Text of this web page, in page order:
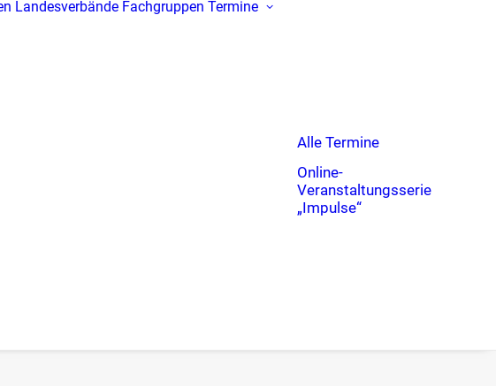
Landesverbände Fachgruppen Termine
Alle Termine
Online-
Veranstaltungsserie
„Impulse“